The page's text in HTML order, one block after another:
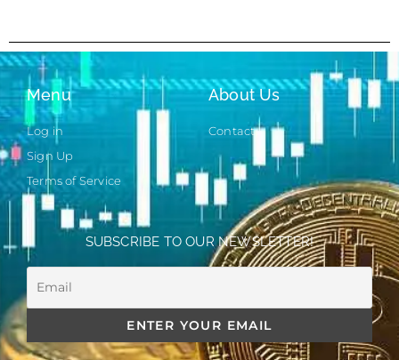
Menu
Log in
Sign Up
Terms of Service
About Us
Contact
SUBSCRIBE TO OUR NEWSLETTER!